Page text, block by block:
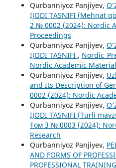
Qurbanniyoz Panjiyev,
IJODI TASNIFI (Mehnat
2 № 0002 (2024): Nordic
Proceedings
Qurbanniyoz Panjiyev,
IJODI TASNIFI ,
Nordic Academic
Qurbanniyoz Panjiyev,
and Its Description of
0002 (2024): Nordic
Qurbanniyoz Panjiyev,
IJODI TASNIFI (Turli
Том 3 № 0003 (2024):
Research
Qurbanniyoz Panjiyev,
AND FORMS OF
PROFESSIONAL TRAINING